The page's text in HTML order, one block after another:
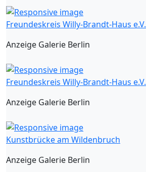
Freundeskreis Willy-Brandt-Haus e.V.
Anzeige Galerie Berlin
Freundeskreis Willy-Brandt-Haus e.V.
Anzeige Galerie Berlin
Kunstbrücke am Wildenbruch
Anzeige Galerie Berlin